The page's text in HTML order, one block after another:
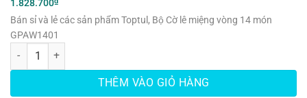
1.828.700
Bán sỉ và lẻ các sản phẩm Toptul, Bộ Cờ lê miệng vòng 14 món
GPAW1401
Bộ Cờ lê miệng vòng 14 món Toptul GPAW1401 số lượng
THÊM VÀO GIỎ HÀNG